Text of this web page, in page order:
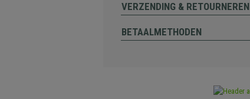
VERZENDING & RETOURNEREN
BETAALMETHODEN